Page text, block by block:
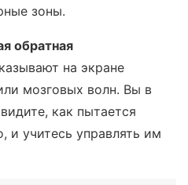
зоны.
обратная
на экране
мозговых волн. Вы в
как пытается
и учитесь управлять им